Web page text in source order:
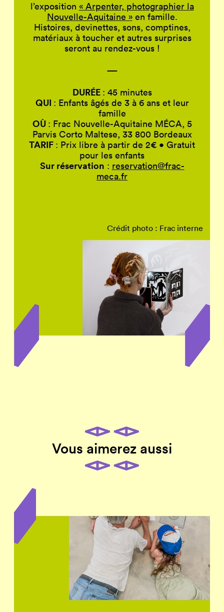
l’exposition « Arpenter, photographier la
Nouvelle-Aquitaine »en famille.
Histoires, devinettes, sons, comptines,
matériaux à toucher et autres surprises
seront au rendez-vous !
—
DURÉE : 45 minutes
QUI : Enfants âgés de 3 à 6 ans et leur
famille
OÙ : Frac Nouvelle-Aquitaine MÉCA, 5
Parvis Corto Maltese, 33 800 Bordeaux
TARIF : Prix libre à partir de 2€ • Gratuit
pour les enfants
Sur réservation : reservation@frac-
meca.fr
Crédit photo : Frac interne
Vous aimerez aussi